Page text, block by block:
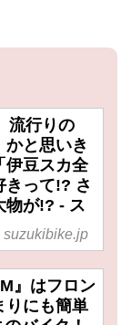
流行りの
かと思いき
豆スカ全
きって!? さ
物が!? - ス
suzukibike.jp
』はフロン
りにも簡単